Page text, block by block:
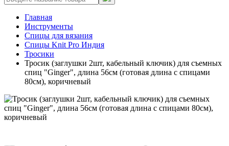
Главная
Инструменты
Спицы для вязания
Спицы Knit Pro Индия
Тросики
Тросик (заглушки 2шт, кабельный ключик) для съемных
спиц "Ginger", длина 56см (готовая длина с спицами
80см), коричневый